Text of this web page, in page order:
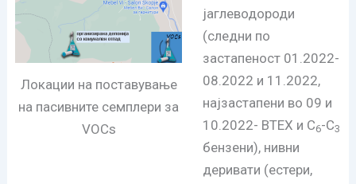
Локации на поставување
на пасивните семплери за
VOCs
јаглеводороди
(следни по
застапеност 01.2022-
08.2022 и 11.2022,
најзастапени во 09 и
10.2022- BTEX и C6-C3
бензени), нивни
деривати (естери,